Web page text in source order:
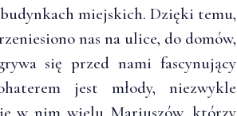
miejskich. Dzięki temu,
nas na ulice, do domów,
się przed nami fascynujący
jest młody, niezwykle